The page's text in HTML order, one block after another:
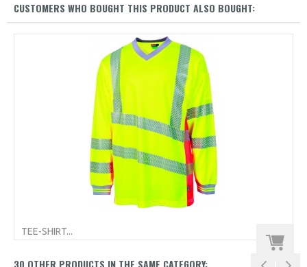
CUSTOMERS WHO BOUGHT THIS PRODUCT ALSO BOUGHT:
TEE-SHIRT...
30 OTHER PRODUCTS IN THE SAME CATEGORY: